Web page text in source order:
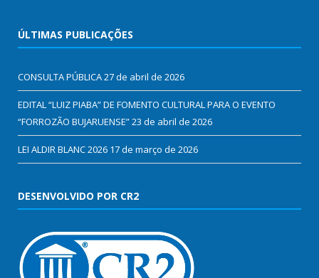
ÚLTIMAS PUBLICAÇÕES
CONSULTA PÚBLICA27 de abril de 2026
EDITAL “LUIZ PIABA” DE FOMENTO CULTURAL PARA O EVENTO
“FORROZÃO BUJARUENSE”23 de abril de 2026
LEI ALDIR BLANC 2026 17 de março de 2026
DESENVOLVIDO POR CR2